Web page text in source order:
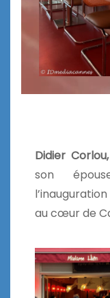
Didier
son
au cœur de